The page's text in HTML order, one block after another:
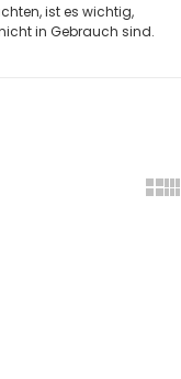
ist es wichtig,
in Gebrauch sind.